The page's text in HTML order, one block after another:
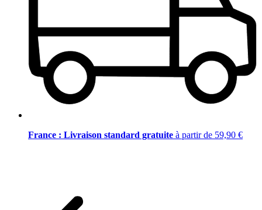
France : Livraison standard gratuite à partir de 59,90 €